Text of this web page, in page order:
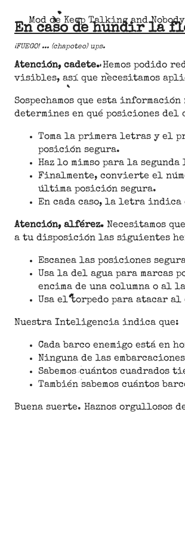
Mod de Keep Talking and
En caso de hundir la
¡FUEGO! ... (chapoteo) ups.
Atención, cadete.Hemos podido
visibles, así que necesitamos
Sospechamos que esta
determines en qué posiciones del
Toma la primera letras y el
posición segura.
Haz lo mimso para la
Finalmente, convierte el
última posición segura.
En cada caso, la letra
Atención, alférez. Necesitamos
a tu disposición las siguientes
Escanea las posiciones
Usa la del agua para marcas
encima de una columna o al
Usa el torpedo para atacar al
Nuestra Inteligencia indica que:
Cada barco enemigo está
Ninguna de las
Sabemos cuántos
También sabemos cuántos
Buena suerte. Haznos orgullosos